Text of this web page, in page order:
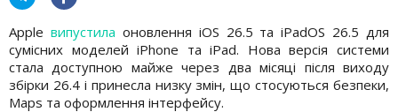
Apple випустила оновлення iOS 26.5 та iPadOS 26.5 для
сумісних моделей iPhone та iPad. Нова версія системи
стала доступною майже через два місяці після виходу
збірки 26.4 і принесла низку змін, що стосуються безпеки,
Maps та оформлення інтерфейсу.